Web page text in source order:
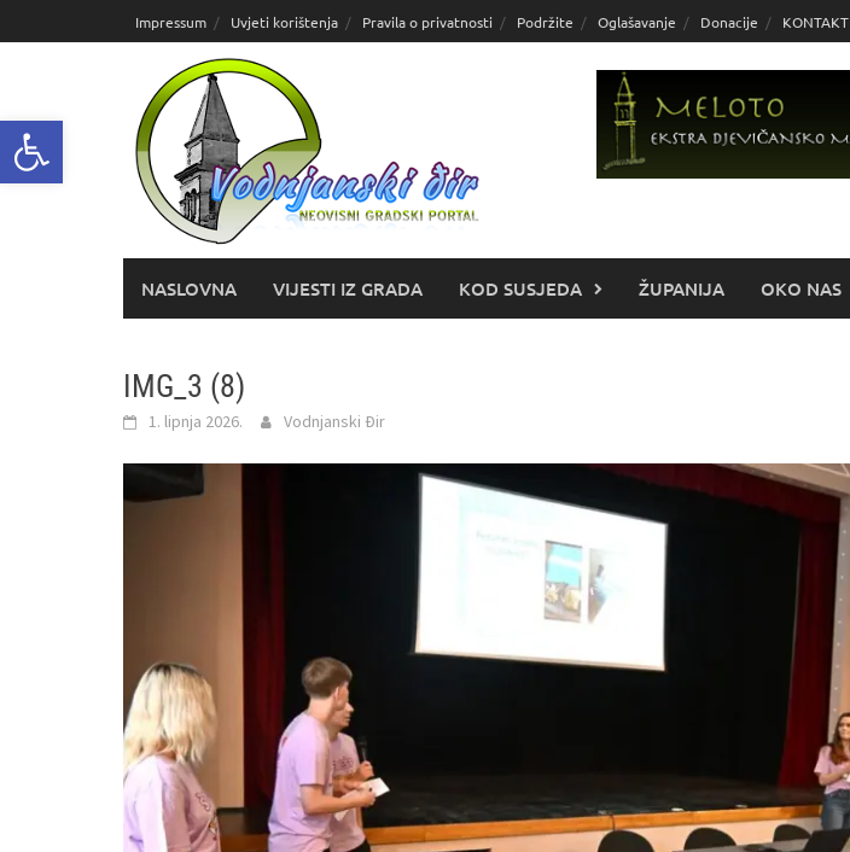
Open toolbar
do
Impressum Uvjeti korištenja Pravila o privatnosti Podržite Oglašavanje Donacije KONTAKT
NASLOVNA VIJESTI IZ GRADA KOD SUSJEDA ŽUPANIJA OKO NAS
IMG_3 (8)
1. lipnja 2026. Vodnjanski Đir